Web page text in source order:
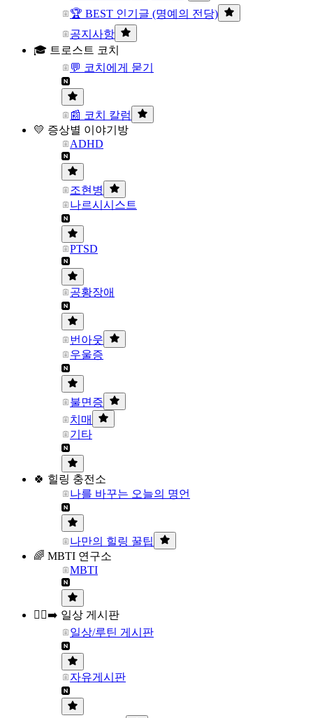
🏆 BEST 인기글 (명예의 전당)
공지사항
🎓 트로스트 코치
💬 코치에게 묻기
📰 코치 칼럼
💛 증상별 이야기방
ADHD
조현병
나르시시스트
PTSD
공황장애
번아웃
우울증
불면증
치매
기타
🍀 힐링 충전소
나를 바꾸는 오늘의 명언
나만의 힐링 꿀팁
🌈 MBTI 연구소
MBTI
🏃‍♀️‍➡️ 일상 게시판
일상/루틴 게시판
자유게시판